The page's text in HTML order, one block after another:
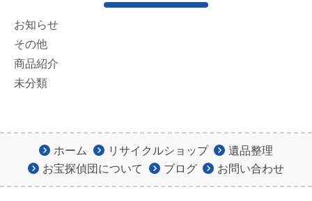
お知らせ
その他
商品紹介
未分類
ホーム リサイクルショップ
遺品整理
お宝探偵団について
ブログ お問い合わせ